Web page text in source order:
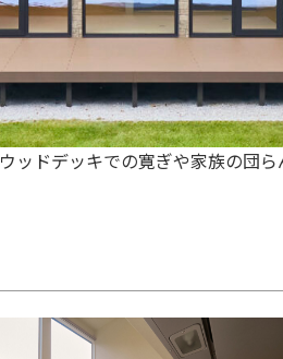
ドデッキでの寛ぎや家族の団